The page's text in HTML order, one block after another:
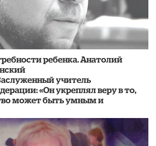
ребенка. Анатолий
учитель
«Он укреплял веру в то,
может быть умным и